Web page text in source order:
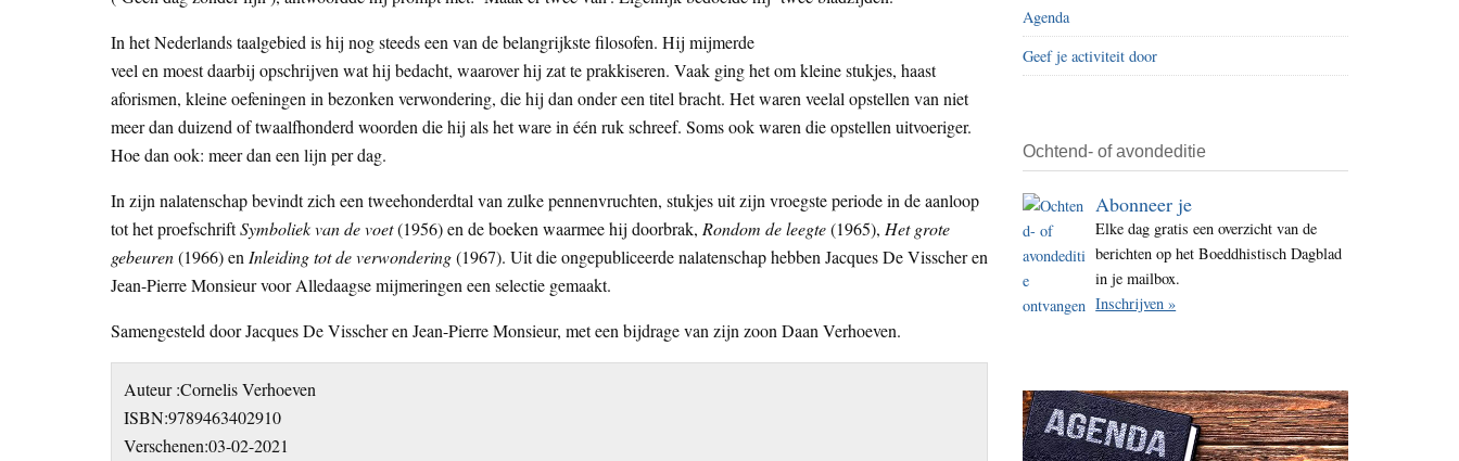
i
t
e
In het Nederlands taalgebied is hij nog steeds een van de belangrijkste filosofen. Hij mijmerde
veel en moest daarbij opschrijven wat hij bedacht, waarover hij zat te prakkiseren. Vaak ging het om kleine stukjes, haast
aforismen, kleine oefeningen in bezonken verwondering, die hij dan onder een titel bracht. Het waren veelal opstellen van niet
meer dan duizend of twaalfhonderd woorden die hij als het ware in één ruk schreef. Soms ook waren die opstellen uitvoeriger.
Hoe dan ook: meer dan een lijn per dag.
In zijn nalatenschap bevindt zich een tweehonderdtal van zulke pennenvruchten, stukjes uit zijn vroegste periode in de aanloop
tot het proefschriftSymboliek van de voet(1956) en de boeken waarmee hij doorbrak, Rondom de leegte(1965), Het grote
gebeuren(1966) en Inleiding tot de verwondering(1967). Uit die ongepubliceerde nalatenschap hebben Jacques De Visscher en
Jean-Pierre Monsieur voor Alledaagse mijmeringen een selectie gemaakt.
Samengesteld door Jacques De Visscher en Jean-Pierre Monsieur, met een bijdrage van zijn zoon Daan Verhoeven.
Auteur :Cornelis Verhoeven
ISBN:9789463402910
Verschenen:03-02-2021
Agenda
Geef je activiteit door
Ochtend- of avondeditie
Abonneer je
Elke dag gratis een overzicht van de
berichten op het Boeddhistisch Dagblad
in je mailbox.
Inschrijven »